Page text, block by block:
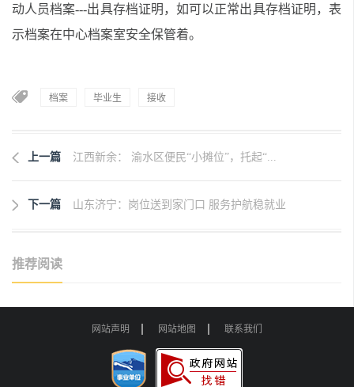
动人员档案---出具存档证明，如可以正常出具存档证明，表
示档案在中心档案室安全保管着。
档案 毕业生 接收
上一篇 江西新余： 渝水区便民“小摊位”，托起“...
下一篇 山东济宁：岗位送到家门口 服务护航稳就业
推荐阅读
网站声明 网站地图 联系我们